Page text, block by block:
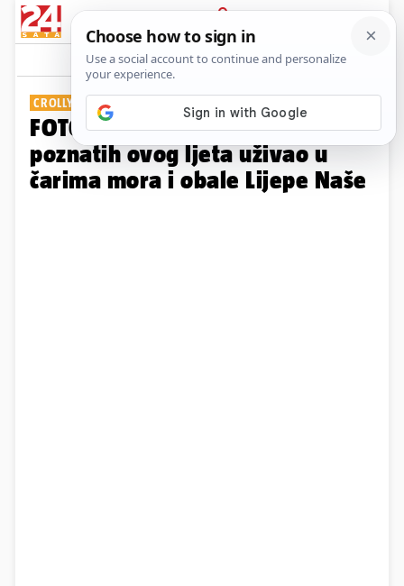
PRIJAVA
Galerija Komentari
CROLLYWOOD
FOTO Pogledajte tko je sve od
poznatih ovog ljeta uživao u
čarima mora i obale Lijepe Naše